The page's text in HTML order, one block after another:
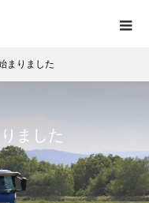
まりました
ました